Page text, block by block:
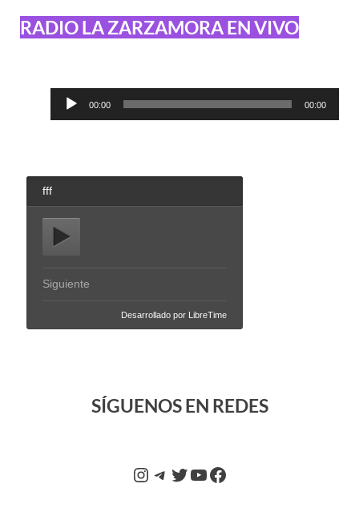
RADIO LA ZARZAMORA EN VIVO
Reproductor
00:00 00:00
SÍGUENOS EN REDES